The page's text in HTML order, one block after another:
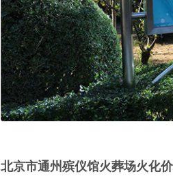
北京市通州殡仪馆火葬场火化